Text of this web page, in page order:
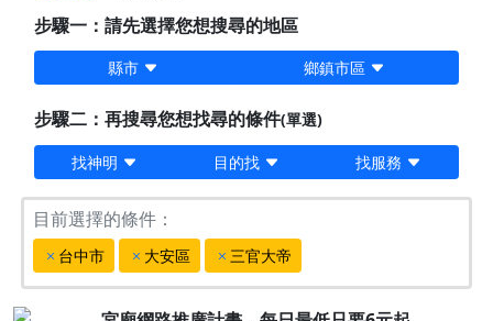
步驟一：請先選擇您想搜尋的地區
縣市 鄉鎮市區
步驟二：再搜尋您想找尋的條件(單選)
找神明 目的找 找服務
目前選擇的條件：
台中市 大安區 三官大帝